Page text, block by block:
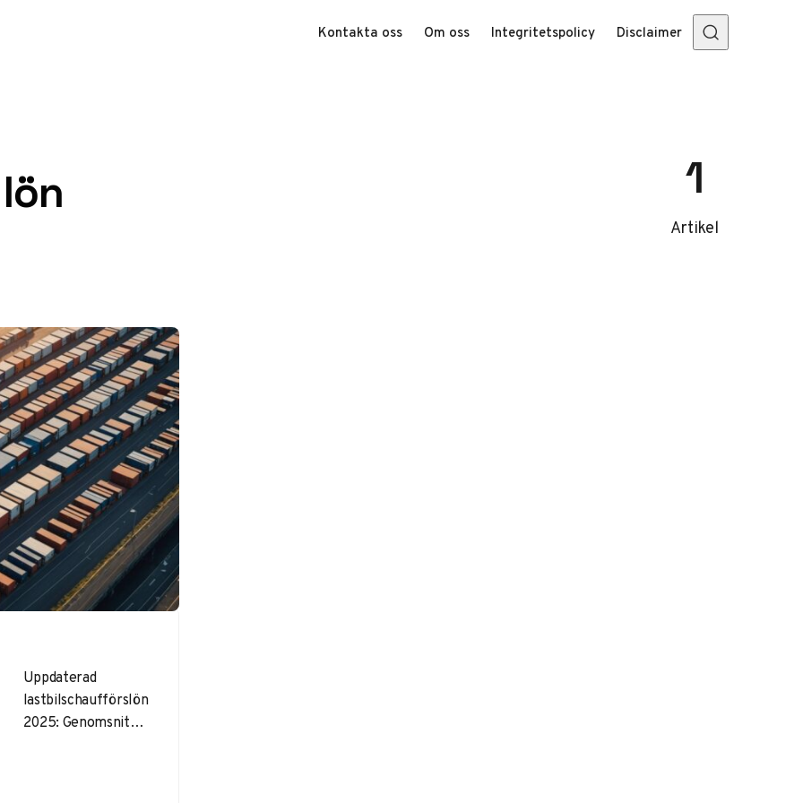
Kontakta oss Om oss Integritetspolicy Disclaimer
1
Artikel
Uppdaterad
lastbilschaufförslön
2025: Genomsnitt